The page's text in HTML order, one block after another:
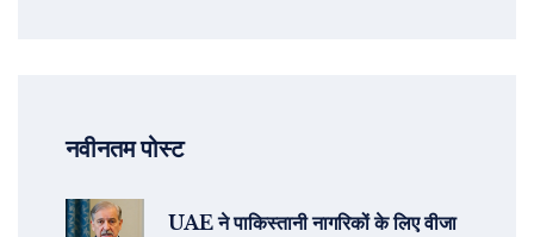
नवीनतम पोस्ट
UAE ने पाकिस्तानी नागरिकों के लिए वीजा